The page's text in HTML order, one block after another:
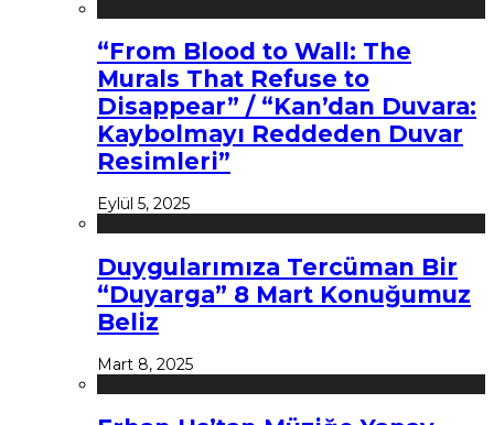
“From Blood to Wall: The
Murals That Refuse to
Disappear” / “Kan’dan Duvara:
Kaybolmayı Reddeden Duvar
Resimleri”
Eylül 5, 2025
Duygularımıza Tercüman Bir
“Duyarga” 8 Mart Konuğumuz
Beliz
Mart 8, 2025